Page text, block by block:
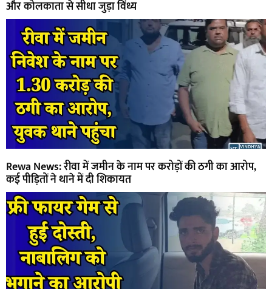
और कोलकाता से सीधा जुड़ा विंध्य
Rewa News: रीवा में जमीन के नाम पर करोड़ों की ठगी का आरोप,
कई पीड़ितों ने थाने में दी शिकायत